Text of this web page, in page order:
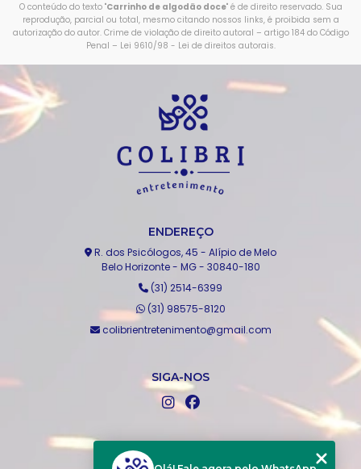
O conteúdo do texto "Carrinho de algodão doce" é de direito reservado. Sua
reprodução, parcial ou total, mesmo citando nossos links, é proibida sem a
autorização do autor. Crime de violação de direito autoral – artigo 184 do Código
Penal – Lei 9610/98 - Lei de direitos autorais.
ENDEREÇO
R. dos Psicólogos, 45 - Alípio de Melo
Belo Horizonte - MG - 30840-180
(31) 2514-6399
(31) 98575-8120
colibrientretenimento@gmail.com
SIGA-NOS